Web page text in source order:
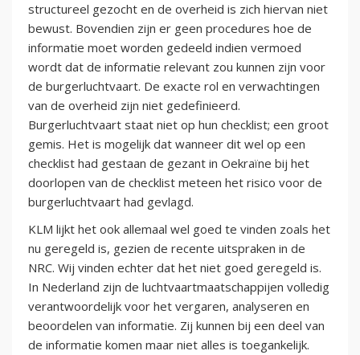
structureel gezocht en de overheid is zich hiervan niet
bewust. Bovendien zijn er geen procedures hoe de
informatie moet worden gedeeld indien vermoed
wordt dat de informatie relevant zou kunnen zijn voor
de burgerluchtvaart. De exacte rol en verwachtingen
van de overheid zijn niet gedefinieerd.
Burgerluchtvaart staat niet op hun checklist; een groot
gemis. Het is mogelijk dat wanneer dit wel op een
checklist had gestaan de gezant in Oekraïne bij het
doorlopen van de checklist meteen het risico voor de
burgerluchtvaart had gevlagd.
KLM lijkt het ook allemaal wel goed te vinden zoals het
nu geregeld is, gezien de recente uitspraken in de
NRC. Wij vinden echter dat het niet goed geregeld is.
In Nederland zijn de luchtvaartmaatschappijen volledig
verantwoordelijk voor het vergaren, analyseren en
beoordelen van informatie. Zij kunnen bij een deel van
de informatie komen maar niet alles is toegankelijk.